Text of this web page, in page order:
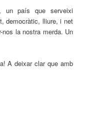
un país que serveixi
democràtic, lliure, i net
nos la nostra merda. Un
A deixar clar que amb